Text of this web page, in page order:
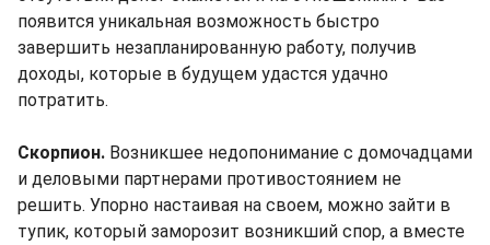
появится уникальная возможность быстро
завершить незапланированную работу, получив
доходы, которые в будущем удастся удачно
потратить.
Скорпион. Возникшее недопонимание с домочадцами
и деловыми партнерами противостоянием не
решить. Упорно настаивая на своем, можно зайти в
тупик, который заморозит возникший спор, а вместе